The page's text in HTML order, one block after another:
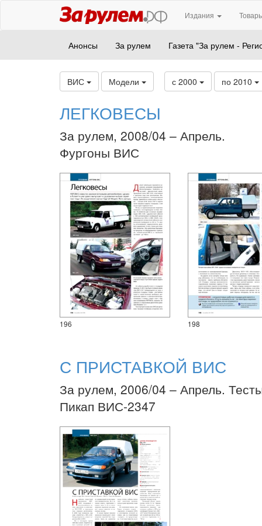
Издания
Анонсы За рулем Газета "За рулем -
ВИС Модели с 2000 по 2010
ЛЕГКОВЕСЫ
За рулем, 2008/04 – Апрель.
Фургоны ВИС
196 198
С ПРИСТАВКОЙ ВИС
За рулем, 2006/04 – Апрель.
Пикап ВИС-2347